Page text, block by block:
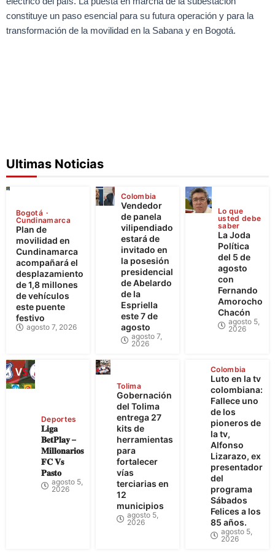
constituye un paso esencial para su futura operación y para la
transformación de la movilidad en la Sabana y en Bogotá.
Ultimas Noticias
Bogotá
Cundinamarca
Plan de
movilidad en
Cundinamarca
acompañará el
desplazamiento
de 1,8 millones
de vehículos
este puente
festivo
agosto 7, 2026
Colombia
Vendedor
de panela
vilipendiado
estará de
invitado en
la posesión
presidencial
de Abelardo
de la
Espriella
este 7 de
agosto
agosto 7,
2026
Lo que
usted debe
saber
La Joda
Política
del 5 de
agosto
con
Fernando
Amorocho
Chacón
agosto 5,
2026
Deportes
𝐋𝐢𝐠𝐚
𝐁𝐞𝐭𝐏𝐥𝐚𝐲 –
𝐌𝐢𝐥𝐥𝐨𝐧𝐚𝐫𝐢𝐨𝐬
𝐅𝐂 𝐕𝐬
𝐏𝐚𝐬𝐭𝐨
agosto 5,
2026
Tolima
Gobernación
del Tolima
entrega 27
kits de
herramientas
para
fortalecer
vías
terciarias en
12
municipios
agosto 5,
2026
Colombia
Luto en la tv
colombiana:
Fallece uno
de los
pioneros de
la tv,
Alfonso
Lizarazo, ex
presentador
del
programa
Sábados
Felices a los
85 años.
agosto 5,
2026